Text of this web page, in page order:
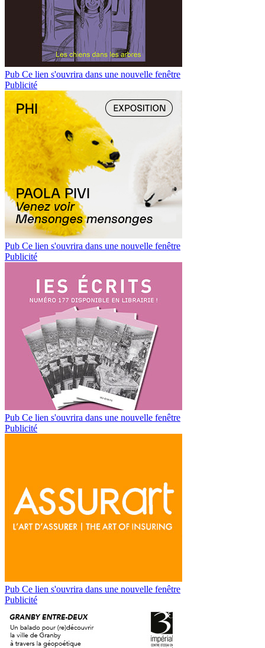
Pub Ce lien s'ouvrira dans une nouvelle fenêtre
Publicité
Pub Ce lien s'ouvrira dans une nouvelle fenêtre
Publicité
Pub Ce lien s'ouvrira dans une nouvelle fenêtre
Publicité
Pub Ce lien s'ouvrira dans une nouvelle fenêtre
Publicité